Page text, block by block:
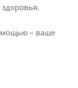
– ваше